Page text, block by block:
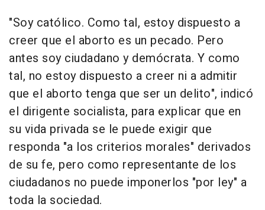
"Soy católico. Como tal, estoy dispuesto a
creer que el aborto es un pecado. Pero
antes soy ciudadano y demócrata. Y como
tal, no estoy dispuesto a creer ni a admitir
que el aborto tenga que ser un delito", indicó
el dirigente socialista, para explicar que en
su vida privada se le puede exigir que
responda "a los criterios morales" derivados
de su fe, pero como representante de los
ciudadanos no puede imponerlos "por ley" a
toda la sociedad.